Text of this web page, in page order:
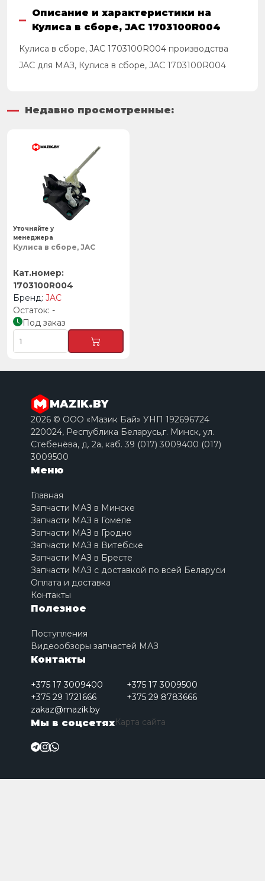
Описание и характеристики на
Кулиса в сборе, JAC 1703100R004
Кулиса в сборе, JAC 1703100R004 производства
JAC для МАЗ, Кулиса в сборе, JAC 1703100R004
Недавно просмотренные:
Кулиса в сборе, JAC
1703100R004
JAC
-
Под заказ
Уточняйте у
менеджера
MAZIK.BY
2026 © ООО «Мазик Бай» УНП 192696724
220024, Республика Беларусь,г. Минск, ул.
Стебенёва, д. 2a, каб. 39 (017) 3009400 (017)
3009500
Меню
Главная
Запчасти МАЗ в Минске
Запчасти МАЗ в Гомеле
Запчасти МАЗ в Гродно
Запчасти МАЗ в Витебске
Запчасти МАЗ в Бресте
Запчасти МАЗ с доставкой по всей Беларуси
Оплата и доставка
Контакты
Полезное
Поступления
Видеообзоры запчастей МАЗ
Контакты
+375 17 3009400
+375 17 3009500
+375 29 1721666
+375 29 8783666
zakaz@mazik.by
Мы в соцсетяхКарта сайта